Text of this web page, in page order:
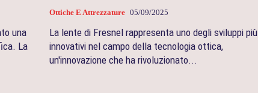
una
La
Ottiche E Attrezzature 05/09/2025
La lente di Fresnel rappresenta uno degli sviluppi più
innovativi nel campo della tecnologia ottica,
un'innovazione che ha rivoluzionato...